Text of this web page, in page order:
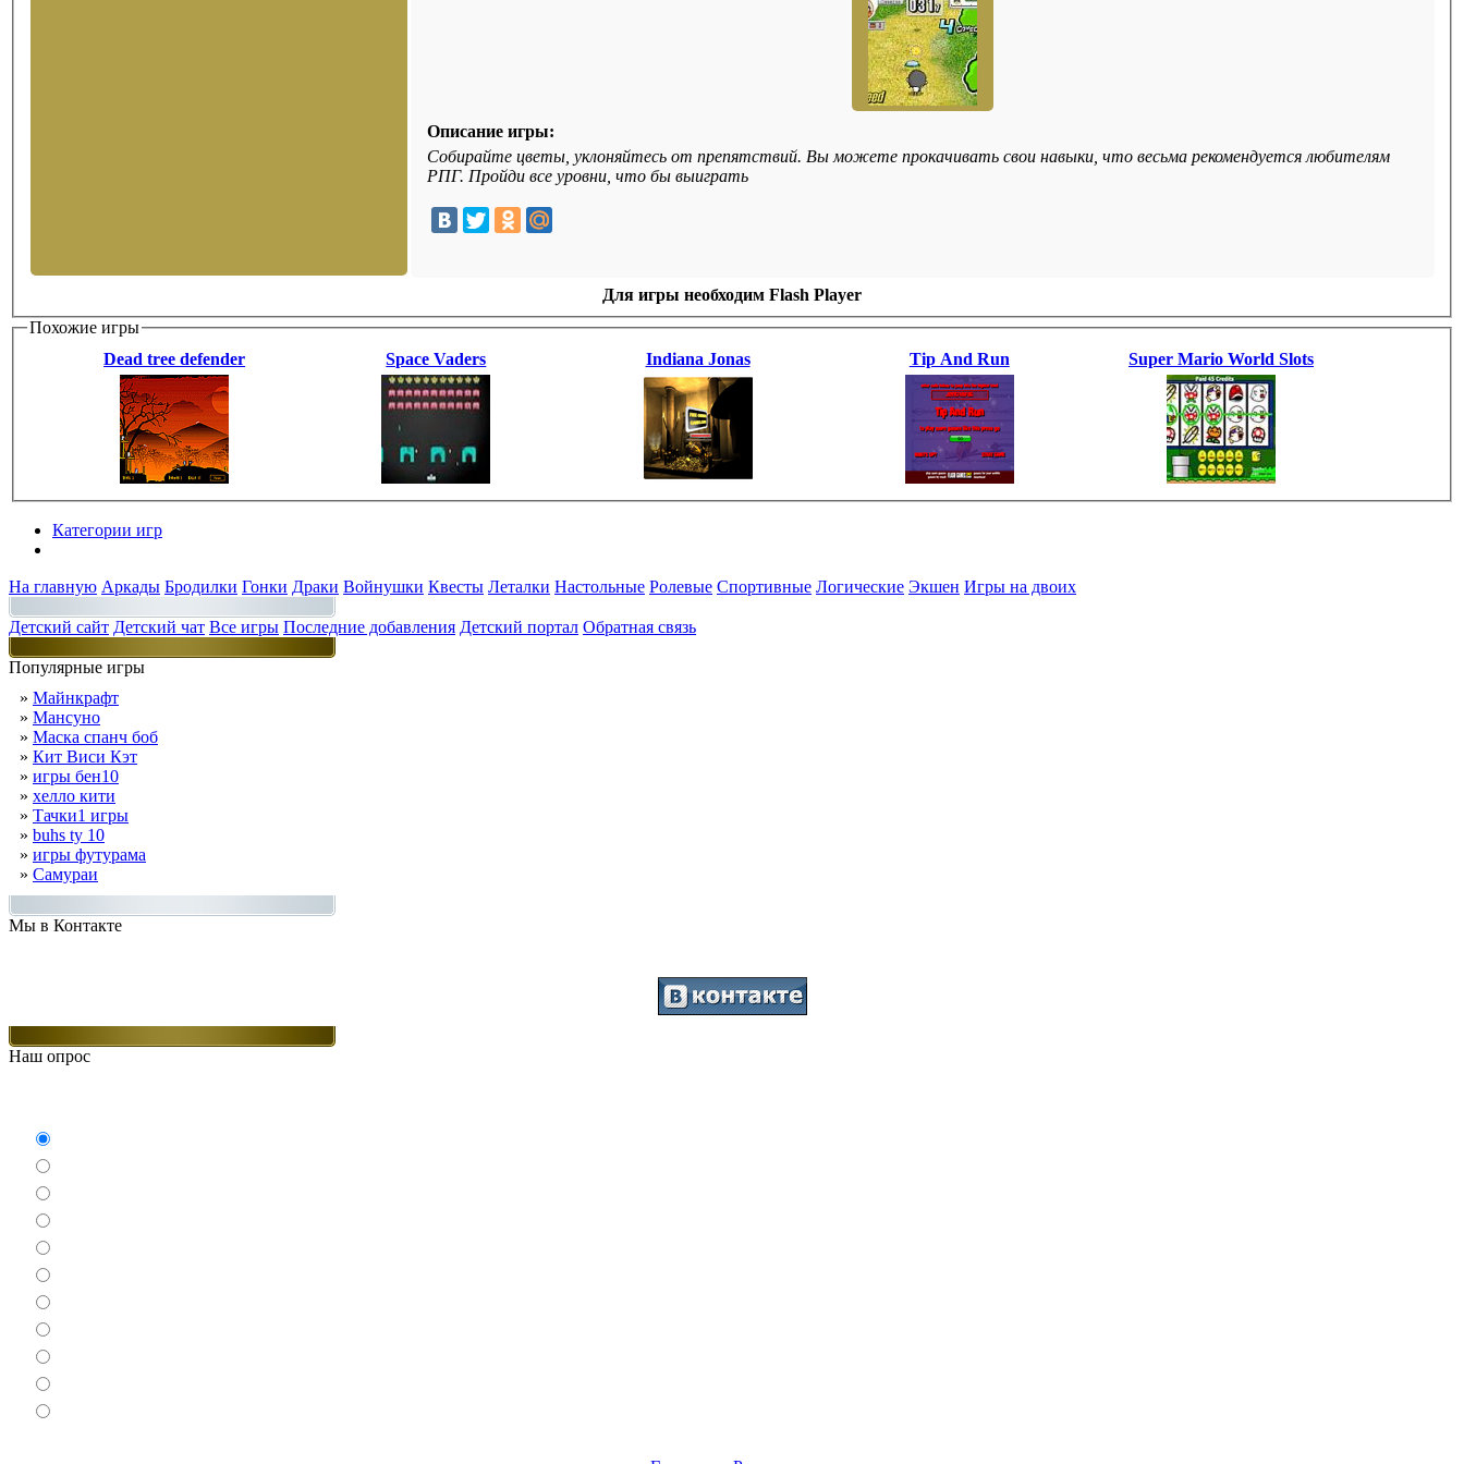
Описание игры:
Собирайте цветы, уклоняйтесь от препятствий. Вы можете прокачивать свои навыки, что весьма рекомендуется любителям
РПГ. Пройди все уровни, что бы выиграть
Для игры необходим Flash Player
Похожие игры
Dead tree defender
Space Vaders Indiana Jonas Tip And Run Super Mario World Slots
Категории игр
На главную Аркады Бродилки Гонки Драки Войнушки Квесты Леталки Настольные Ролевые Спортивные Логические Экшен Игры на двоих
Детский сайт Детский чат Все игры Последние добавления Детский портал Обратная связь
Популярные игры
» Майнкрафт
» Мансуно
» Маска спанч боб
» Кит Виси Кэт
» игры бен10
» хелло кити
» Тачки1 игры
» buhs ty 10
» игры футурама
» Самураи
Мы в Контакте
Наш опрос